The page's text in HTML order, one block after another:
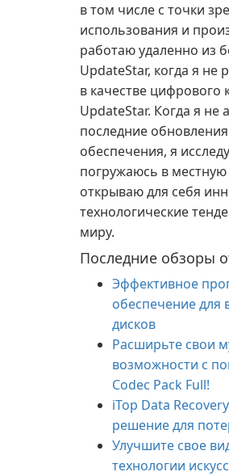
в том числе с точки
использования и
работаю удаленно из
UpdateStar, когда я не
в качестве цифрового
UpdateStar. Когда я не
последние
обеспечения, я
погружаюсь в местную
открываю для себя
технологические
миру.
Последние обзоры
Эффективное
обеспечение для
дисков
Расширьте свои
возможности с
Codec Pack Full!
iTop Data
решение для
Улучшите свое
технологии